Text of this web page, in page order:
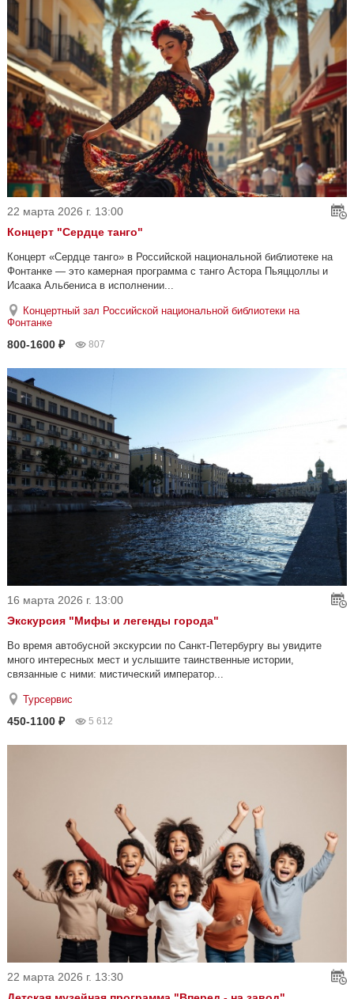
22 марта 2026 г. 13:00
Концерт "Сердце танго"
Концерт «Сердце танго» в Российской национальной библиотеке на
Фонтанке — это камерная программа с танго Астора Пьяццоллы и
Исаака Альбениса в исполнении...
Концертный зал Российской национальной библиотеки на
Фонтанке
800-1600 ₽ 807
16 марта 2026 г. 13:00
Экскурсия "Мифы и легенды города"
Во время автобусной экскурсии по Санкт-Петербургу вы увидите
много интересных мест и услышите таинственные истории,
связанные с ними: мистический император...
Турсервис
450-1100 ₽ 5 612
22 марта 2026 г. 13:30